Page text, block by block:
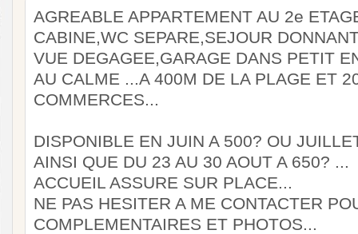
AGREABLE APPARTEMENT AU 2e
CABINE,WC SEPARE,SEJOUR
VUE DEGAGEE,GARAGE DANS PETIT
AU CALME ...A 400M DE LA PLAGE ET
COMMERCES...
DISPONIBLE EN JUIN A 500? OU
AINSI QUE DU 23 AU 30 AOUT A 650? ...
ACCUEIL ASSURE SUR PLACE...
NE PAS HESITER A ME CONTACTER
COMPLEMENTAIRES ET PHOTOS...